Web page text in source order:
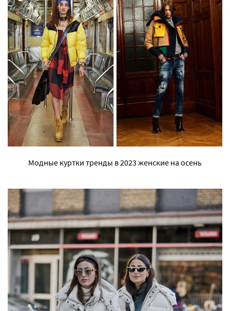
Модные куртки тренды в 2023 женские на осень